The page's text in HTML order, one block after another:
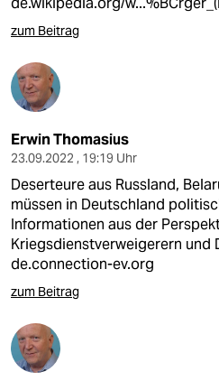
zum Beitrag
Erwin Thomasius
23.09.2022 , 19:19 Uhr
Deserteure aus Russland,
müssen in Deutschland
Informationen aus der
Kriegsdienstverweigerern und
de.connection-ev.org
zum Beitrag